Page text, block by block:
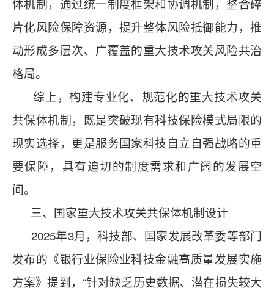
体机制，通过统一制度框架和协调机制，整合碎
片化风险保障资源，提升整体风险抵御能力，推
动形成多层次、广覆盖的重大技术攻关风险共治
格局。
综上，构建专业化、规范化的重大技术攻关
共保体机制，既是突破现有科技保险模式局限的
现实选择，更是服务国家科技自立自强战略的重
要保障，具有迫切的制度需求和广阔的发展空
间。
三、国家重大技术攻关共保体机制设计
2025年3月，科技部、国家发展改革委等部门
发布的《银行业保险业科技金融高质量发展实施
方案》提到，“针对缺乏历史数据、潜在损失较大